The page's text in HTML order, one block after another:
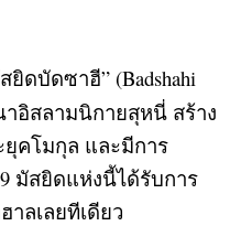
ดบัดซาฮี” (Badshahi
อิสลามนิกายสุหนี่ สร้าง
คโมกุล และมีการ
มัสยิดแห่งนี้ได้รับการ
ลเลยทีเดียว